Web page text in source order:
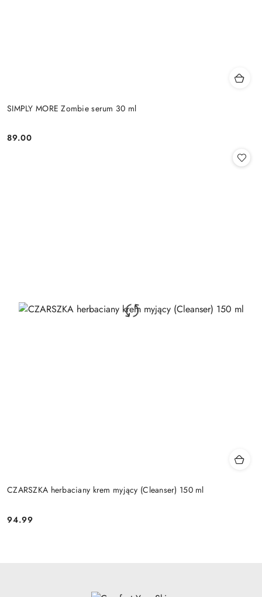
SIMPLY MORE Zombie serum 30 ml
Cena:
89.00
CZARSZKA herbaciany krem myjący (Cleanser) 150 ml
Cena:
94.99